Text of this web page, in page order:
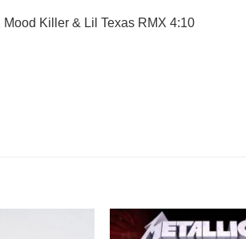
Killer & Lil Texas RMX 4:10